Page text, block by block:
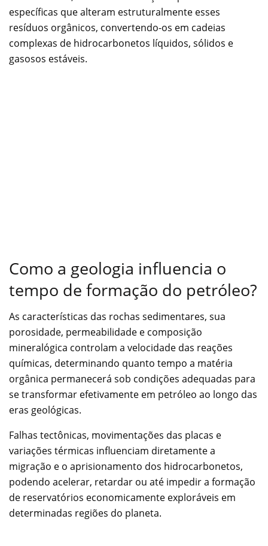
específicas que alteram estruturalmente esses
resíduos orgânicos, convertendo-os em cadeias
complexas de hidrocarbonetos líquidos, sólidos e
gasosos estáveis.
Como a geologia influencia o
tempo de formação do petróleo?
As características das rochas sedimentares, sua
porosidade, permeabilidade e composição
mineralógica controlam a velocidade das reações
químicas, determinando quanto tempo a matéria
orgânica permanecerá sob condições adequadas para
se transformar efetivamente em petróleo ao longo das
eras geológicas.
Falhas tectônicas, movimentações das placas e
variações térmicas influenciam diretamente a
migração e o aprisionamento dos hidrocarbonetos,
podendo acelerar, retardar ou até impedir a formação
de reservatórios economicamente exploráveis em
determinadas regiões do planeta.